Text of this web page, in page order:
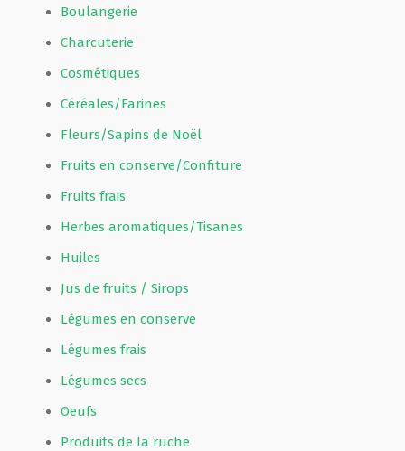
Boulangerie
Charcuterie
Cosmétiques
Céréales/Farines
Fleurs/Sapins de Noël
Fruits en conserve/Confiture
Fruits frais
Herbes aromatiques/Tisanes
Huiles
Jus de fruits / Sirops
Légumes en conserve
Légumes frais
Légumes secs
Oeufs
Produits de la ruche